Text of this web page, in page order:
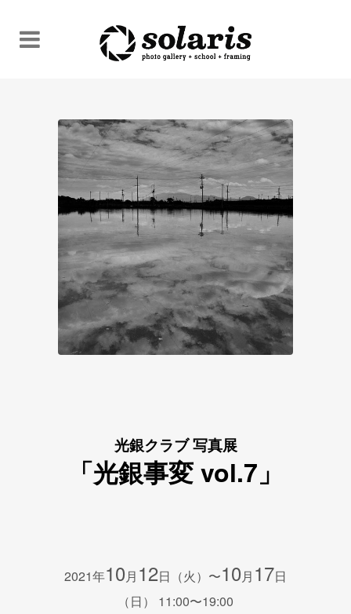
光銀クラブ 写真展
「光銀事変 vol.7」
2021年10月 12日（火）〜10月 17日
（日） 11:00〜19:00